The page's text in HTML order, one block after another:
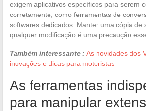
exigem aplicativos específicos para serem
corretamente, como ferramentas de
softwares dedicados. Manter uma cópia de
qualquer modificação é uma precaução
Também interessante : As novidades dos
inovações e dicas para motoristas
As ferramentas
para manipular